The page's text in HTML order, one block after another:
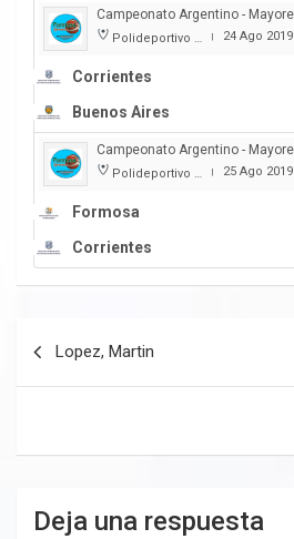
Polideportivo Cincuentenario | 24 Ago 2019
Corrientes
Buenos Aires
Polideportivo Cincuentenario | 25 Ago 2019
Formosa
Corrientes
Lopez, Martin
Deja una respuesta